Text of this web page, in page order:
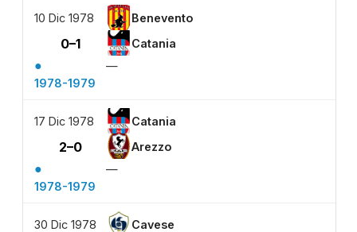
10 Dic 1978 Benevento
0–1 Catania
●
—
1978-1979
17 Dic 1978 Catania
2–0 Arezzo
●
—
1978-1979
30 Dic 1978 Cavese